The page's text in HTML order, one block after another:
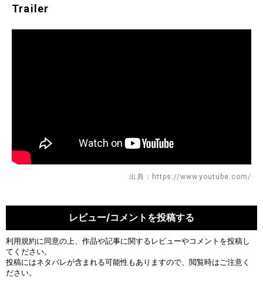
Trailer
出典：https://www.youtube.com/
レビュー/コメントを投稿する
利用規約に同意の上、作品や記事に関するレビューやコメントを投稿し
てください。
投稿にはネタバレが含まれる可能性もありますので、閲覧時はご注意く
ださい。